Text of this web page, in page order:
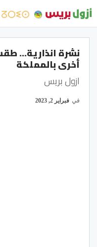
نشرة انذارية…
أخرى بالمملكة
ازول بريس
في فبراير 2, 2023